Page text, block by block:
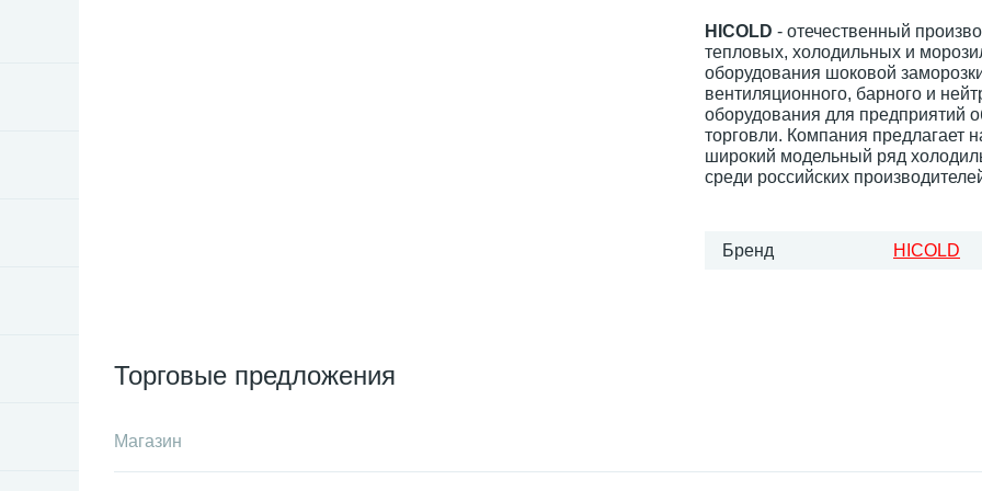
HICOLD - отечественный
тепловых, холодильных и
оборудования шоковой
вентиляционного, барного и
оборудования для предприятий
торговли. Компания предлагает
широкий модельный ряд
среди российских
Бренд HICOLD
Торговые предложения
Магазин